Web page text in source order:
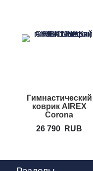
Гимнастический
коврик AIREX
Corona
26 790
RUB